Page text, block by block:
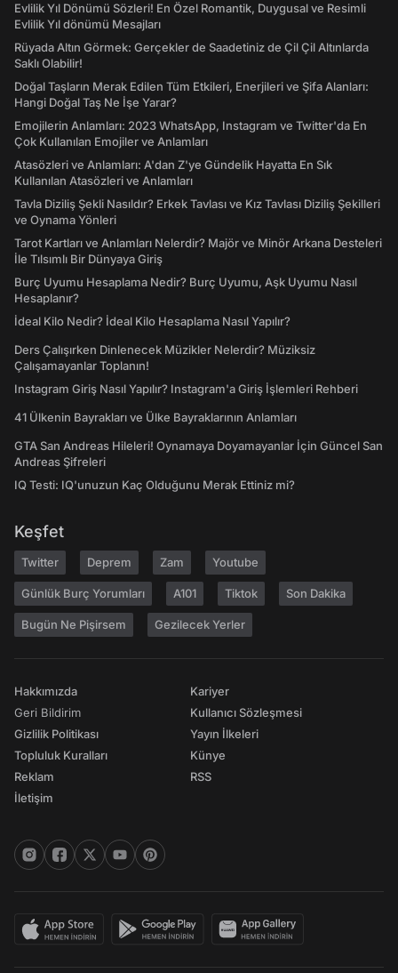
Evlilik Yıl Dönümü Sözleri! En Özel Romantik, Duygusal ve Resimli
Evlilik Yıl dönümü Mesajları
Rüyada Altın Görmek: Gerçekler de Saadetiniz de Çil Çil Altınlarda
Saklı Olabilir!
Doğal Taşların Merak Edilen Tüm Etkileri, Enerjileri ve Şifa Alanları:
Hangi Doğal Taş Ne İşe Yarar?
Emojilerin Anlamları: 2023 WhatsApp, Instagram ve Twitter'da En
Çok Kullanılan Emojiler ve Anlamları
Atasözleri ve Anlamları: A'dan Z'ye Gündelik Hayatta En Sık
Kullanılan Atasözleri ve Anlamları
Tavla Diziliş Şekli Nasıldır? Erkek Tavlası ve Kız Tavlası Diziliş Şekilleri
ve Oynama Yönleri
Tarot Kartları ve Anlamları Nelerdir? Majör ve Minör Arkana Desteleri
İle Tılsımlı Bir Dünyaya Giriş
Burç Uyumu Hesaplama Nedir? Burç Uyumu, Aşk Uyumu Nasıl
Hesaplanır?
İdeal Kilo Nedir? İdeal Kilo Hesaplama Nasıl Yapılır?
Ders Çalışırken Dinlenecek Müzikler Nelerdir? Müziksiz
Çalışamayanlar Toplanın!
Instagram Giriş Nasıl Yapılır? Instagram'a Giriş İşlemleri Rehberi
41 Ülkenin Bayrakları ve Ülke Bayraklarının Anlamları
GTA San Andreas Hileleri! Oynamaya Doyamayanlar İçin Güncel San
Andreas Şifreleri
IQ Testi: IQ'unuzun Kaç Olduğunu Merak Ettiniz mi?
Keşfet
Twitter Deprem Zam Youtube
Günlük Burç Yorumları A101 Tiktok Son Dakika
Bugün Ne Pişirsem Gezilecek Yerler
Hakkımızda
Geri Bildirim
Gizlilik Politikası
Topluluk Kuralları
Reklam
İletişim
Kariyer
Kullanıcı Sözleşmesi
Yayın İlkeleri
Künye
RSS